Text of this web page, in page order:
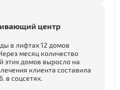
центр
в лифтах 12 домов
месяц количество
этих домов выросло на
клиента составила
в соцсетях.